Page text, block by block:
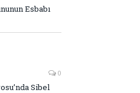
Esbabı
0
Sibel